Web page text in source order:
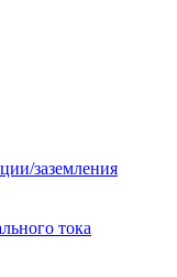
заземления
тока